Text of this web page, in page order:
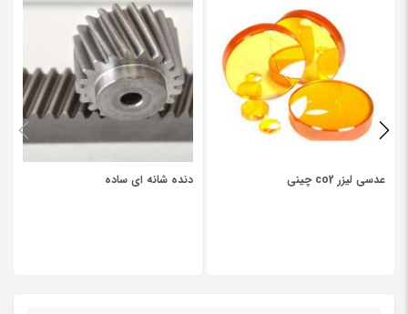
شده‌اند*
Your rating
*
Your review
*
عدسی لیزر co2 چینی دنده شانه ای ساده